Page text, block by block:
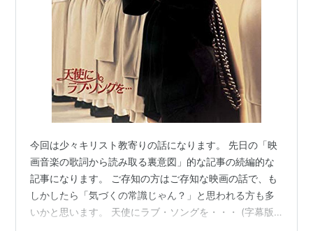
今回は少々キリスト教寄りの話になります。 先日の「映
画音楽の歌詞から読み取る裏意図」的な記事の続編的な
記事になります。 ご存知の方はご存知な映画の話で、も
しかしたら「気づくの常識じゃん？」と思われる方も多
いかと思います。 天使にラブ・ソングを・・・ (字幕版)